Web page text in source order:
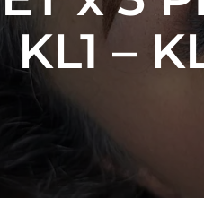
KL1 –